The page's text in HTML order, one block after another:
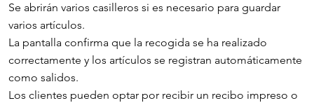
Se abrirán varios casilleros si es necesario para guardar
varios artículos.
La pantalla confirma que la recogida se ha realizado
correctamente y los artículos se registran automáticamente
como salidos.
Los clientes pueden optar por recibir un recibo impreso o